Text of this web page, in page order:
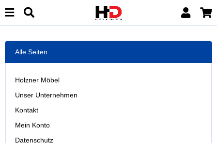
Alle Seiten
Holzner Möbel
Unser Unternehmen
Kontakt
Mein Konto
Datenschutz